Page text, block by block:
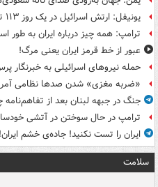
یونیفل: ارتش اسرائیل در یک روز ۱۱۳ توپ به جنوب لبنان شلیک کرده است
ترامپ: همه چیز درباره ایران به
عبور از خط قرمز ایران یعنی مرگ!
حمله نیروهای اسرائیلی به خبرنگار
«ضربه مغزی» شدن صدها نظامی
جنگ در جبهه لبنان بعد از تفاهم‌نامه
ترامپ در حال سوختن در آتشی
ایران را تست نکنید! جاده‌ی خشم ایران!
سلامت